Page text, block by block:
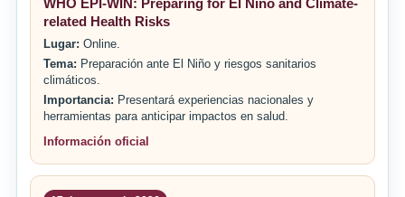
related Health Risks
Lugar: Online.
Tema: Preparación ante El Niño y riesgos sanitarios
climáticos.
Importancia: Presentará experiencias nacionales y
herramientas para anticipar impactos en salud.
Información oficial